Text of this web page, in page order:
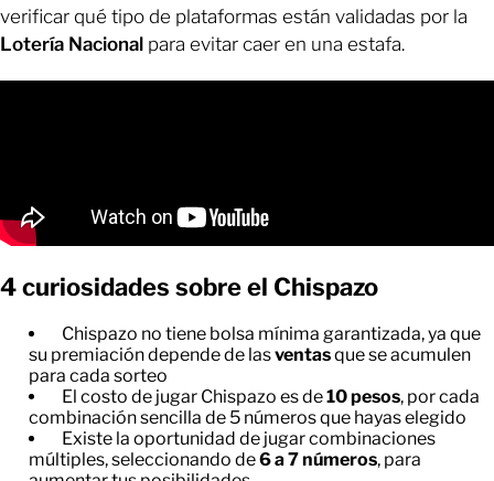
verificar qué tipo de plataformas están validadas por la
Lotería Nacional para evitar caer en una estafa.
4 curiosidades sobre el Chispazo
Chispazo no tiene bolsa mínima garantizada, ya que
su premiación depende de lasventasque se acumulen
para cada sorteo
El costo de jugar Chispazo es de10 pesos, por cada
combinación sencilla de 5 números que hayas elegido
Existe la oportunidad de jugar combinaciones
múltiples, seleccionando de6 a 7 números, para